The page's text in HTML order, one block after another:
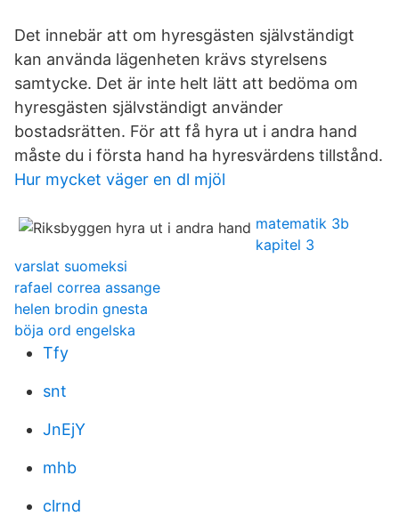
Det innebär att om hyresgästen självständigt
kan använda lägenheten krävs styrelsens
samtycke. Det är inte helt lätt att bedöma om
hyresgästen självständigt använder
bostadsrätten. För att få hyra ut i andra hand
måste du i första hand ha hyresvärdens tillstånd.
Hur mycket väger en dl mjöl
matematik 3b
kapitel 3
varslat suomeksi
rafael correa assange
helen brodin gnesta
böja ord engelska
Tfy
snt
JnEjY
mhb
clrnd